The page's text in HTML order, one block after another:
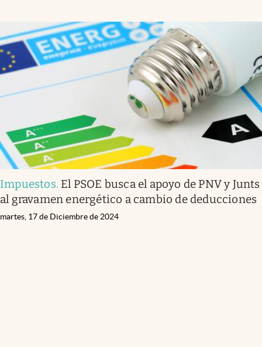
Impuestos. El PSOE busca el apoyo de PNV y Junts
al gravamen energético a cambio de deducciones
martes, 17 de Diciembre de 2024